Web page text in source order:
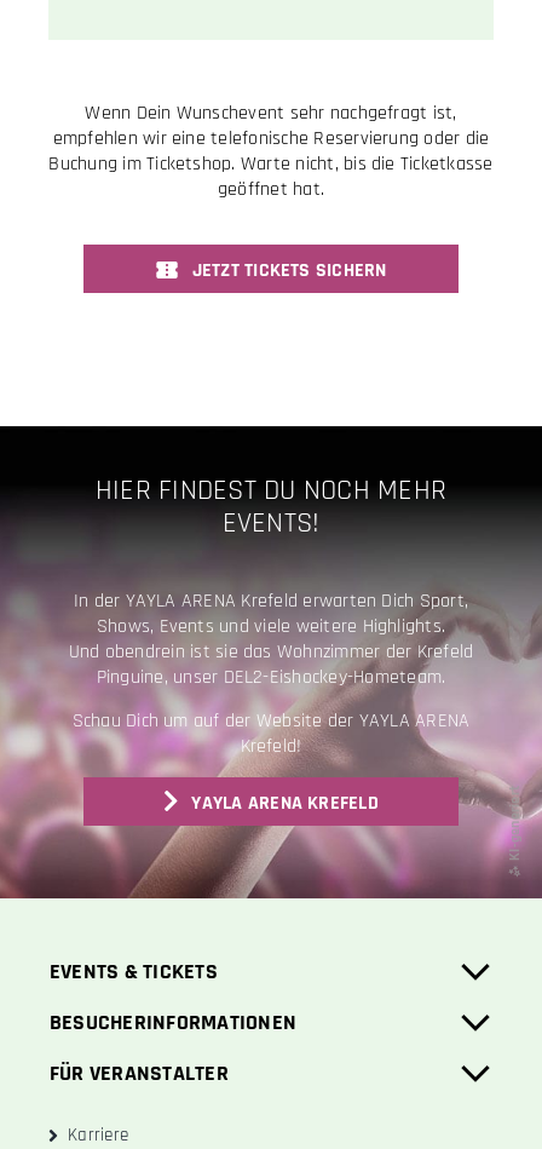
Wenn Dein Wunschevent sehr nachgefragt ist,
empfehlen wir eine telefonische Reservierung oder die
Buchung im Ticketshop. Warte nicht, bis die Ticketkasse
geöffnet hat.
JETZT TICKETS SICHERN
HIER FINDEST DU NOCH MEHR
EVENTS!
In der YAYLA ARENA Krefeld erwarten Dich Sport,
Shows, Events und viele weitere Highlights.
Und obendrein ist sie das Wohnzimmer der Krefeld
Pinguine, unser DEL2-Eishockey-Hometeam.
Schau Dich um auf der Website der YAYLA ARENA
Krefeld!
YAYLA ARENA KREFELD
EVENTS & TICKETS
BESUCHERINFORMATIONEN
FÜR VERANSTALTER
Karriere